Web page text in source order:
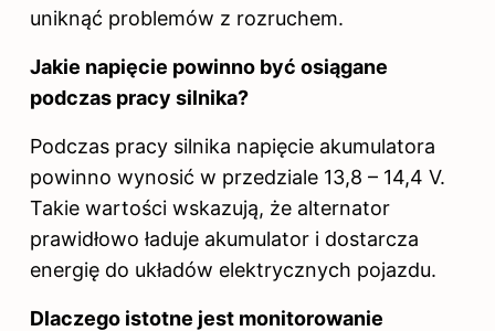
uniknąć problemów z rozruchem.
Jakie napięcie powinno być osiągane
podczas pracy silnika?
Podczas pracy silnika napięcie akumulatora
powinno wynosić w przedziale 13,8 – 14,4 V.
Takie wartości wskazują, że alternator
prawidłowo ładuje akumulator i dostarcza
energię do układów elektrycznych pojazdu.
Dlaczego istotne jest monitorowanie